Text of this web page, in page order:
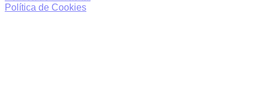
Política de Cookies